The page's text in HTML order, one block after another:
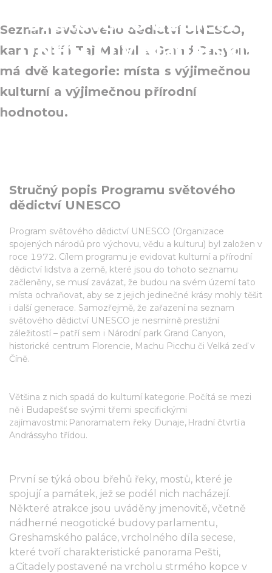
světového dědictví
UNESCO v Maďarsku
Seznam světového dědictví UNESCO,
kam patří i Taj Mahal a Grand Canyon,
má dvě kategorie: místa s výjimečnou
kulturní a výjimečnou přírodní
hodnotou.
Stručný popis Programu světového
dědictví UNESCO
Program světového dědictví UNESCO (Organizace
spojených národů pro výchovu, vědu a kulturu) byl založen v
roce 1972. Cílem programu je evidovat kulturní a přírodní
dědictví lidstva a země, které jsou do tohoto seznamu
začleněny, se musí zavázat, že budou na svém území tato
místa ochraňovat, aby se z jejich jedinečné krásy mohly těšit
i další generace. Samozřejmě, že zařazení na seznam
světového dědictví UNESCO je nesmírně prestižní
záležitostí – patří sem i Národní park Grand Canyon,
historické centrum Florencie, Machu Picchu či Velká zeď v
Číně.
Většina z nich spadá do kulturní kategorie. Počítá se mezi
ně i Budapešť se svými třemi specifickými
zajímavostmi: Panoramatem řeky Dunaje, Hradní čtvrtí a
Andrássyho třídou.
První se týká obou břehů řeky, mostů, které je
spojují a památek, jež se podél nich nacházejí.
Některé atrakce jsou uváděny jmenovitě, včetně
nádherné neogotické budovy parlamentu,
Greshamského paláce, vrcholného díla secese,
které tvoří charakteristické panorama Pešti,
a Citadely postavené na vrcholu strmého kopce v